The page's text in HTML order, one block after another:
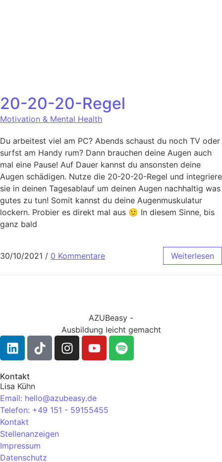
20-20-20-Regel
Motivation & Mental Health
Du arbeitest viel am PC? Abends schaust du noch TV oder
surfst am Handy rum? Dann brauchen deine Augen auch
mal eine Pause! Auf Dauer kannst du ansonsten deine
Augen schädigen. Nutze die 20-20-20-Regel und integriere
sie in deinen Tagesablauf um deinen Augen nachhaltig was
gutes zu tun! Somit kannst du deine Augenmuskulatur
lockern. Probier es direkt mal aus 🙂 In diesem Sinne, bis
ganz bald
30/10/2021 / 0 Kommentare Weiterlesen
AZUBeasy -
Ausbildung leicht gemacht
Kontakt
Lisa Kühn
Email: hello@azubeasy.de
Telefon: +49 151 - 59155455
Kontakt
Stellenanzeigen
Impressum
Datenschutz